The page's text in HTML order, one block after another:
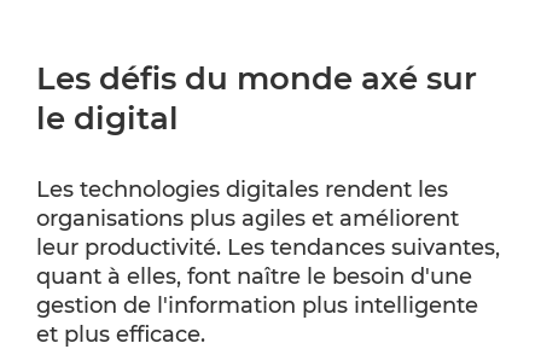
Les défis du monde axé sur
le digital
Les technologies digitales rendent les
organisations plus agiles et améliorent
leur productivité. Les tendances suivantes,
quant à elles, font naître le besoin d'une
gestion de l'information plus intelligente
et plus efficace.